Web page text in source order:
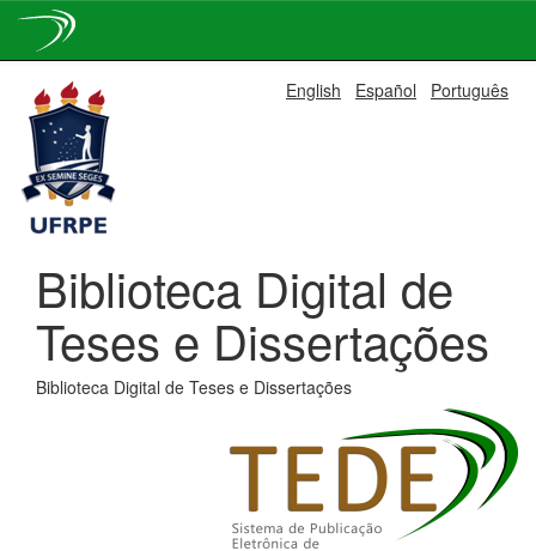
navigation
English Español Português
Biblioteca Digital de
Teses e Dissertações
Biblioteca Digital de Teses e Dissertações